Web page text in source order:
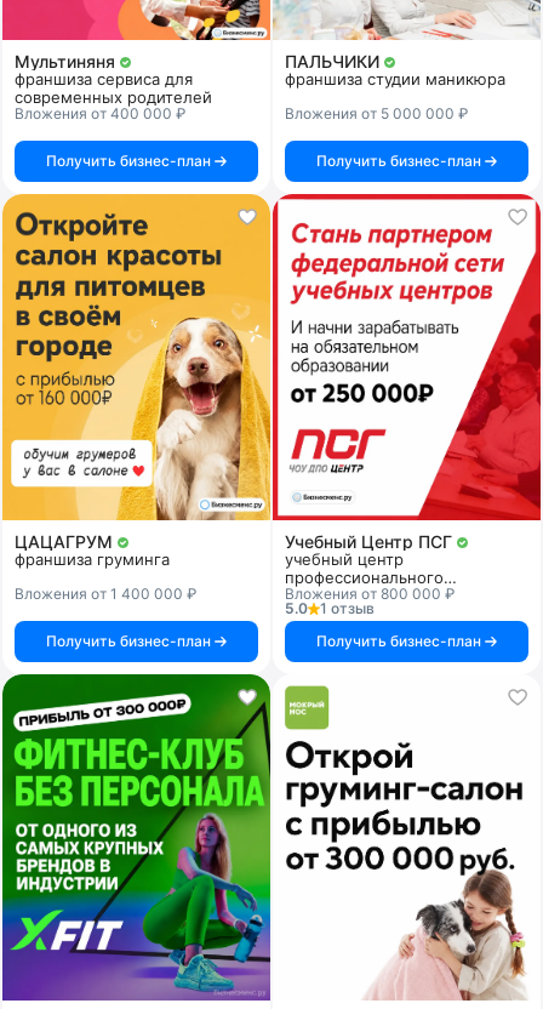
Мультиняня
франшиза сервиса для
современных родителей
Вложения от 400 000 ₽
Получить бизнес-план
ПАЛЬЧИКИ
франшиза студии маникюра
Вложения от 5 000 000 ₽
Получить бизнес-план
ЦАЦАГРУМ
франшиза груминга
Вложения от 1 400 000 ₽
Получить бизнес-план
Учебный Центр ПСГ
учебный центр
профессионального
образования
Вложения от 800 000 ₽
5.0
1 отзыв
Получить бизнес-план